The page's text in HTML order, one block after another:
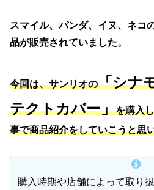
スマイル、パンダ、イヌ、ネコ
品が販売されていました。
今回は、サンリオの「シナ
テクトカバー」を購入
事で商品紹介をしていこうと思
購入時期や店舗によって取り